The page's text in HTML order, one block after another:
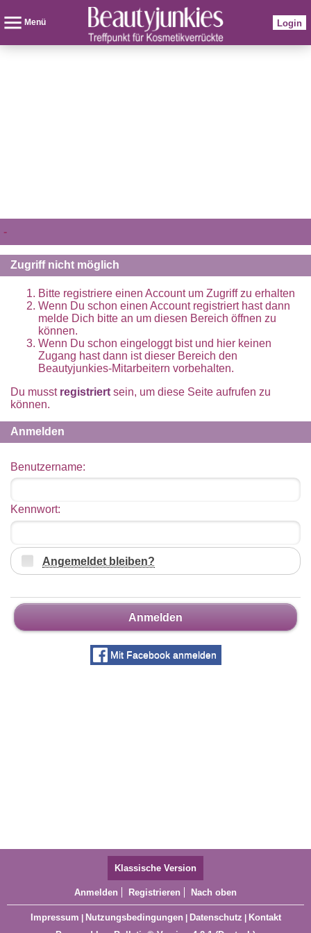
Menü Login
-
Zugriff nicht möglich
Bitte registriere einen Account um Zugriff zu erhalten
Wenn Du schon einen Account registriert hast dann
melde Dich bitte an um diesen Bereich öffnen zu
können.
Wenn Du schon eingeloggt bist und hier keinen
Zugang hast dann ist dieser Bereich den
Beautyjunkies-Mitarbeitern vorbehalten.
Du musst registriert sein, um diese Seite aufrufen zu
können.
Anmelden
Benutzername:
Kennwort:
Angemeldet bleiben?
Anmelden
Mit Facebook anmelden
Klassische Version
Anmelden Registrieren Nach oben
Impressum Nutzungsbedingungen Datenschutz
Kontakt